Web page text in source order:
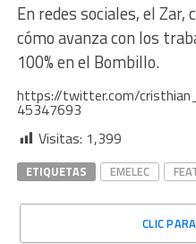
En redes sociales, el
cómo avanza con los
100% en el Bombillo.
https://twitter.com/
45347693
Visitas: 1,399
ETIQUETAS EMELEC
CLIC